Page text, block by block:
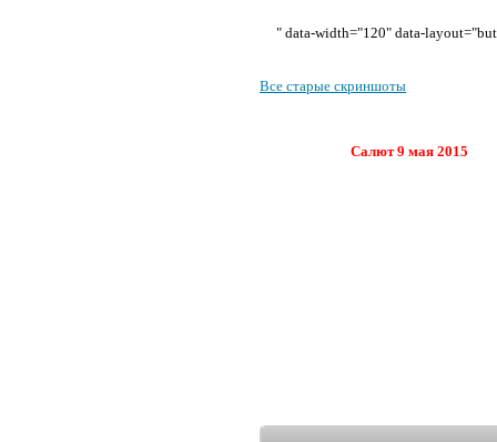
" data-width="120" data-
Все старые скриншоты
Салют 9 мая 2015